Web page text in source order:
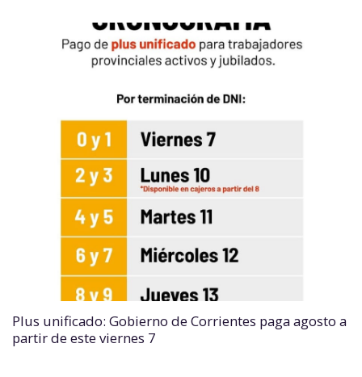
Plus unificado: Gobierno de Corrientes paga agosto a
partir de este viernes 7